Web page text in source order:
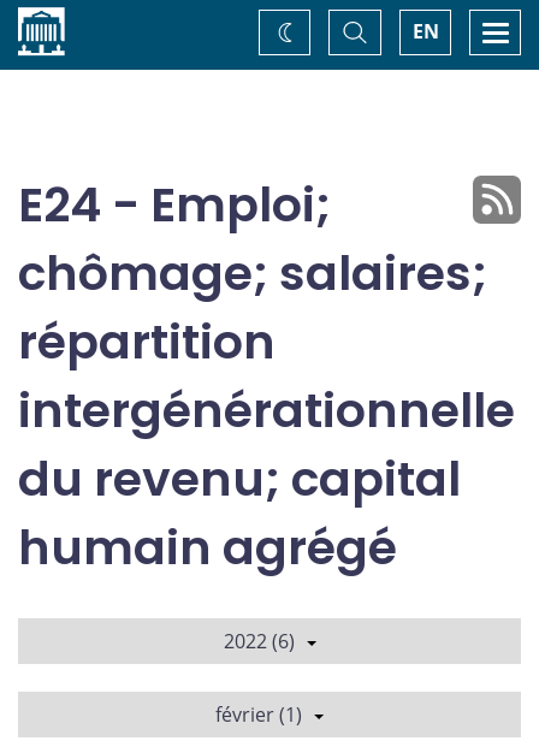
Accueil EN
Basculer
la
recherche
Changez
de
E24 - Emploi;
chômage; salaires;
répartition
intergénérationnelle
du revenu; capital
humain agrégé
2022 (6)
février (1)